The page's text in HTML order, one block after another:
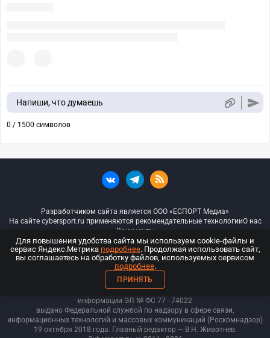
Напиши, что думаешь
0 / 1500 символов
Разработчиком сайта является ООО «ЕСПОРТ Медиа»
На сайте cybersport.ru применяются рекомендательные технологииО нас
Документы
© ООО «Киберспорт.ру» — Все права защищены
18+
ООО «Киберспорт.ру». Свидетельство о регистрации средств массовой
информации ЭЛ № ФС 77 - 74022
выдано Федеральной службой по надзору в сфере связи,
информационных технологий и массовых коммуникаций (Роскомнадзор)
19 октября 2018 года. Главный редактор — В.Н. Животнев.
Для повышения удобства сайта мы используем cookie-файлы и
сервис Яндекс.Метрика подробнее. Продолжая использовать сайт,
вы соглашаетесь на обработку файлов, используемых сервисом
подробнее.
ПРИНЯТЬ